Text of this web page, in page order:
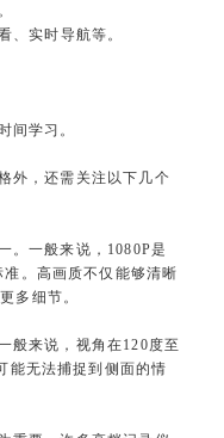
、实时导航等。
间学习。
外，还需关注以下几个
。一般来说，1080P是
。高画质不仅能够清晰
多细节。
般来说，视角在120度至
能无法捕捉到侧面的情